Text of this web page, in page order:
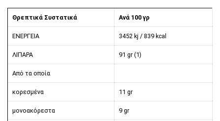
Θρεπτικά Συστατικά Ανά 100 γρ
ΕΝΕΡΓΕΙΑ 3452 kj / 839 kcal
ΛΙΠΑΡΑ 91 gr (1)
Από τα οποία
κορεσμένα 11 gr
μονοακόρεστα 9 gr